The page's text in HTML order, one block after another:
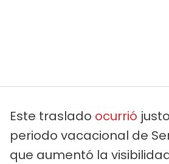
Este traslado ocurrió
periodo vacacional de
que aumentó la